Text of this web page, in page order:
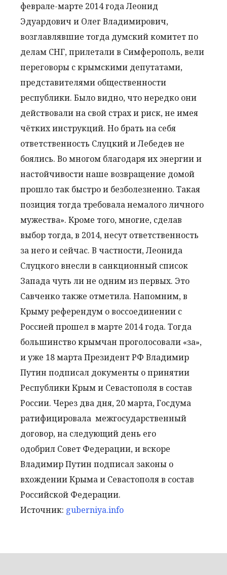
феврале-марте 2014 года Леонид
Эдуардович и Олег Владимирович,
возглавлявшие тогда думский комитет по
делам СНГ, прилетали в Симферополь, вели
переговоры с крымскими депутатами,
представителями общественности
республики. Было видно, что нередко они
действовали на свой страх и риск, не имея
чётких инструкций. Но брать на себя
ответственность Слуцкий и Лебедев не
боялись. Во многом благодаря их энергии и
настойчивости наше возвращение домой
прошло так быстро и безболезненно. Такая
позиция тогда требовала немалого личного
мужества». Кроме того, многие, сделав
выбор тогда, в 2014, несут ответственность
за него и сейчас. В частности, Леонида
Слуцкого внесли в санкционный список
Запада чуть ли не одним из первых. Это
Савченко также отметила. Напомним, в
Крыму референдум о воссоединении с
Россией прошел в марте 2014 года. Тогда
большинство крымчан проголосовали «за»,
и уже 18 марта Президент РФ Владимир
Путин подписал документы о принятии
Республики Крым и Севастополя в состав
России. Через два дня, 20 марта, Госдума
ратифицировала межгосударственный
договор, на следующий день его
одобрил Совет Федерации, и вскоре
Владимир Путин подписал законы о
вхождении Крыма и Севастополя в состав
Российской Федерации.
Источник: guberniya.info